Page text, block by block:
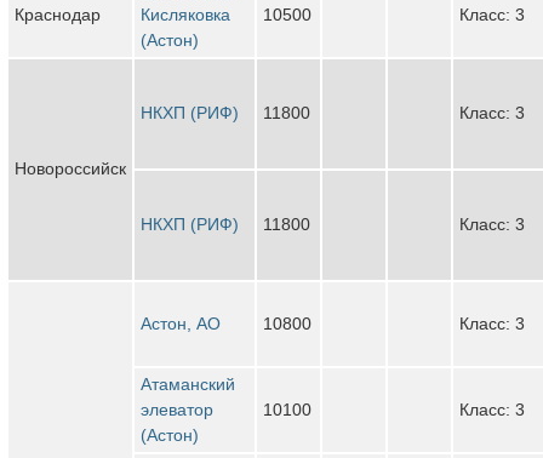
Краснодар
Кисляковка
(Астон)
10500 Класс: 3
Новороссийск
НКХП (РИФ) 11800 Класс: 3
НКХП (РИФ) 11800 Класс: 3
Астон, АО 10800 Класс: 3
Атаманский
элеватор
(Астон)
10100 Класс: 3